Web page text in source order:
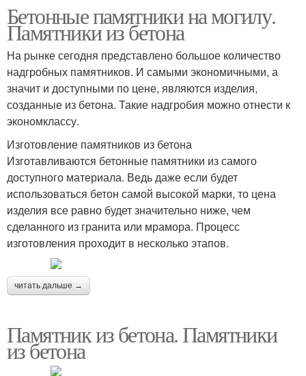
Памятники на кладбище
Бетонные памятники на могилу.
Памятники из бетона
На рынке сегодня представлено большое количество
надгробных памятников. И самыми экономичными, а
значит и доступными по цене, являются изделия,
созданные из бетона. Такие надгробия можно отнести к
экономклассу.
Изготовление памятников из бетона
Изготавливаются бетонные памятники из самого
доступного материала. Ведь даже если будет
использоваться бетон самой высокой марки, то цена
изделия все равно будет значительно ниже, чем
сделанного из гранита или мрамора. Процесс
изготовления проходит в несколько этапов.
читать дальше →
Памятник из бетона. Памятники
из бетона